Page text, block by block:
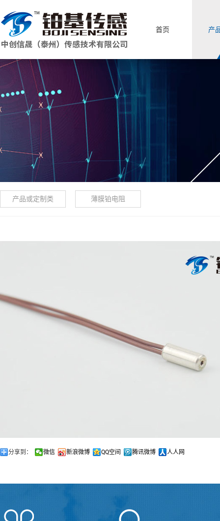
首页 产
产品或定制类 薄膜铂电阻
分享到： 微信 新浪微博 QQ空间 腾讯微博 人人网